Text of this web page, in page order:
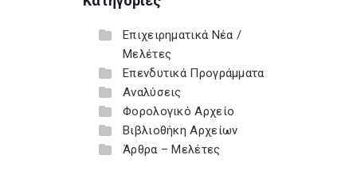
Επιχειρηματικά Νέα /
Μελέτες
Επενδυτικά Προγράμματα
Αναλύσεις
Φορολογικό Αρχείο
Βιβλιοθήκη Αρχείων
Άρθρα – Μελέτες